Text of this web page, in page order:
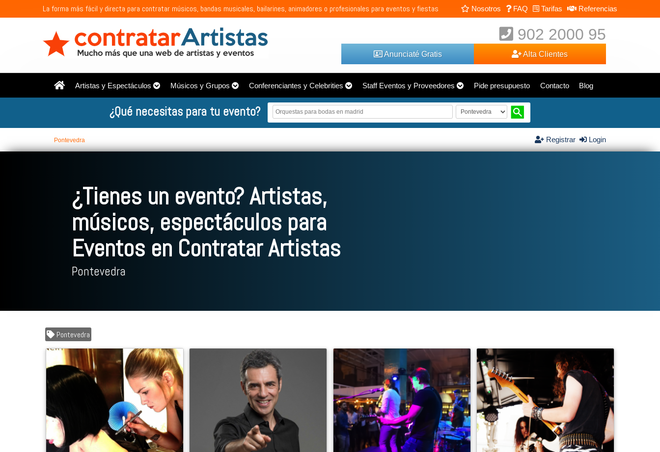
La forma más fácil y directa para contratar músicos, bandas musicales, bailarines, animadores o profesionales para eventos y fiestas Nosotros FAQ Tarifas Referencias
902 2000 95
Alta Clientes
Anunciaté Gratis
Artistas y Espectáculos Músicos y Grupos Conferenciantes y Celebrities Staff Eventos y Proveedores Pide presupuesto Contacto Blog
¿Qué necesitas para tu evento?
Pontevedra Login
Registrar
¿Tienes un evento? Artistas,
músicos, espectáculos para
Eventos en Contratar Artistas
Pontevedra
Pontevedra